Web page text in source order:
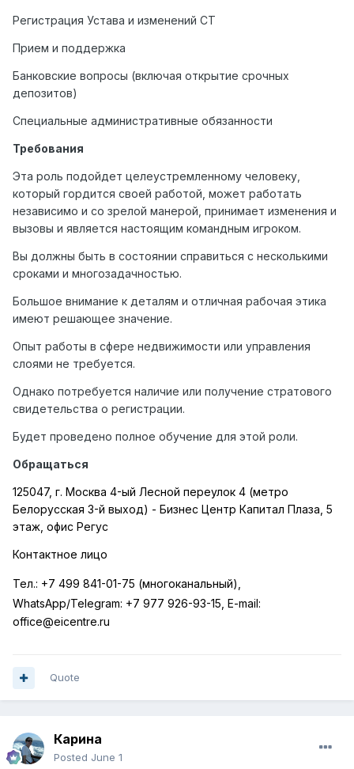
Регистрация Устава и изменений СТ
Прием и поддержка
Банковские вопросы (включая открытие срочных
депозитов)
Специальные административные обязанности
Требования
Эта роль подойдет целеустремленному человеку,
который гордится своей работой, может работать
независимо и со зрелой манерой, принимает изменения и
вызовы и является настоящим командным игроком.
Вы должны быть в состоянии справиться с несколькими
сроками и многозадачностью.
Большое внимание к деталям и отличная рабочая этика
имеют решающее значение.
Опыт работы в сфере недвижимости или управления
слоями не требуется.
Однако потребуется наличие или получение стратового
свидетельства о регистрации.
Будет проведено полное обучение для этой роли.
Обращаться
125047, г. Москва 4-ый Лесной переулок 4 (метро
Белорусская 3-й выход) - Бизнес Центр Капитал Плаза, 5
этаж, офис Регус
Контактное лицо
Тел.: +7 499 841-01-75 (многоканальный),
WhatsApp/Telegram: +7 977 926-93-15, E-mail:
office@eicentre.ru
Quote
Карина
Posted June 1